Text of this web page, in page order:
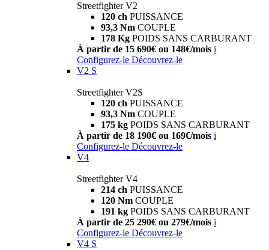
Streetfighter V2
120 ch PUISSANCE
93,3 Nm COUPLE
178 Kg POIDS SANS CARBURANT
À partir de 15 690€ ou 148€/mois i
Configurez-le Découvrez-le
V2 S
Streetfighter V2S
120 ch PUISSANCE
93,3 Nm COUPLE
175 kg POIDS SANS CARBURANT
À partir de 18 190€ ou 169€/mois i
Configurez-le Découvrez-le
V4
Streetfighter V4
214 ch PUISSANCE
120 Nm COUPLE
191 kg POIDS SANS CARBURANT
À partir de 25 290€ ou 279€/mois i
Configurez-le Découvrez-le
V4 S